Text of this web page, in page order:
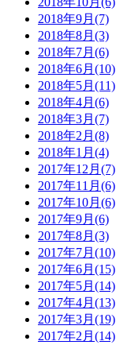
2018年9月(7)
2018年8月(3)
2018年7月(6)
2018年6月(10)
2018年5月(11)
2018年4月(6)
2018年3月(7)
2018年2月(8)
2018年1月(4)
2017年12月(7)
2017年11月(6)
2017年10月(6)
2017年9月(6)
2017年8月(3)
2017年7月(10)
2017年6月(15)
2017年5月(14)
2017年4月(13)
2017年3月(19)
2017年2月(14)